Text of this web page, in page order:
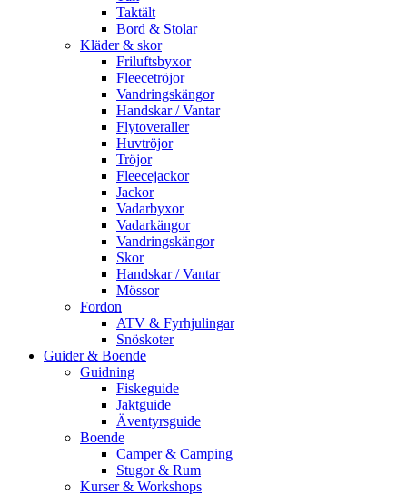
Taktält
Bord & Stolar
Kläder & skor
Friluftsbyxor
Fleecetröjor
Vandringskängor
Handskar / Vantar
Flytoveraller
Huvtröjor
Tröjor
Fleecejackor
Jackor
Vadarbyxor
Vadarkängor
Vandringskängor
Skor
Handskar / Vantar
Mössor
Fordon
ATV & Fyrhjulingar
Snöskoter
Guider & Boende
Guidning
Fiskeguide
Jaktguide
Äventyrsguide
Boende
Camper & Camping
Stugor & Rum
Kurser & Workshops